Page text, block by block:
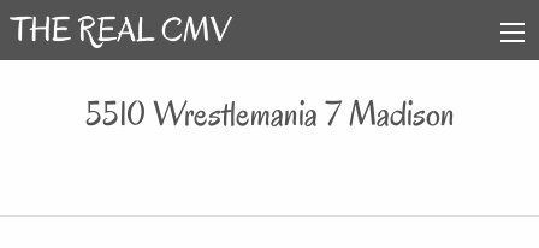
5510 Wrestlemania 7 Madison